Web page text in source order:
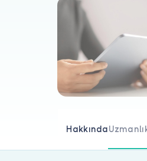
Hakkında